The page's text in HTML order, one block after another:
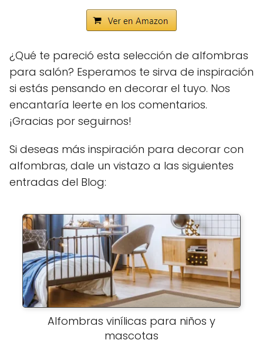
¿Qué te pareció esta selección de alfombras
para salón? Esperamos te sirva de inspiración
si estás pensando en decorar el tuyo. Nos
encantaría leerte en los comentarios.
¡Gracias por seguirnos!
Si deseas más inspiración para decorar con
alfombras, dale un vistazo a las siguientes
entradas del Blog:
Alfombras vinílicas para niños y
mascotas